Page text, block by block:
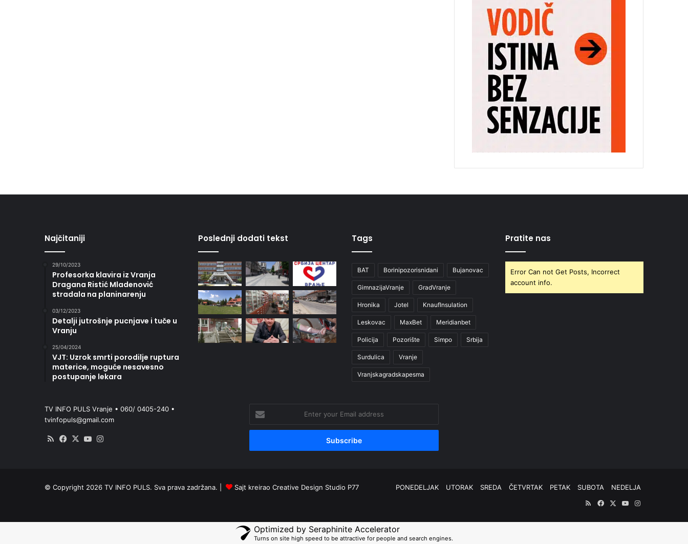
Najčitaniji
29/10/2023
Profesorka klavira iz Vranja
Dragana Ristić Mladenović
stradala na planinarenju
03/12/2023
Detalji jutrošnje pucnjave i tuče u
Vranju
25/04/2024
VJT: Uzrok smrti porodilje ruptura
materice, moguće nesavesno
postupanje lekara
Poslednji dodati tekst Tags
BAT Borinipozorisnidani Bujanovac
GimnazijaVranje GradVranje
Hronika Jotel KnaufInsulation
Leskovac MaxBet Meridianbet
Policija Pozorište Simpo Srbija
Surdulica Vranje
Vranjskagradskapesma
Pratite nas
Error Can not Get Posts, Incorrect
account info.
TV INFO PULS Vranje • 060/ 0405-240 •
tvinfopuls@gmail.com
RSS Facebook
X YouTube
your
Email
© Copyright 2026 TV INFO PULS. Sva prava zadržana. | Sajt kreirao Creative Design Studio P77 PONEDELJAK UTORAK SREDA ČETVRTAK PETAK SUBOTA
NEDELJA
RSSFacebook
X YouTubeInstagram
Optimized by Seraphinite Accelerator
Turns on site high speed to be attractive for people and search engines.